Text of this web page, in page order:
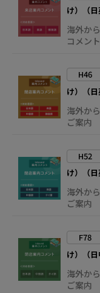
け）（日
海外か
コメント
H46
け）（日
海外か
ご案内
H52
け）（日
海外か
ご案内
F78
け）（日
海外か
ご案内